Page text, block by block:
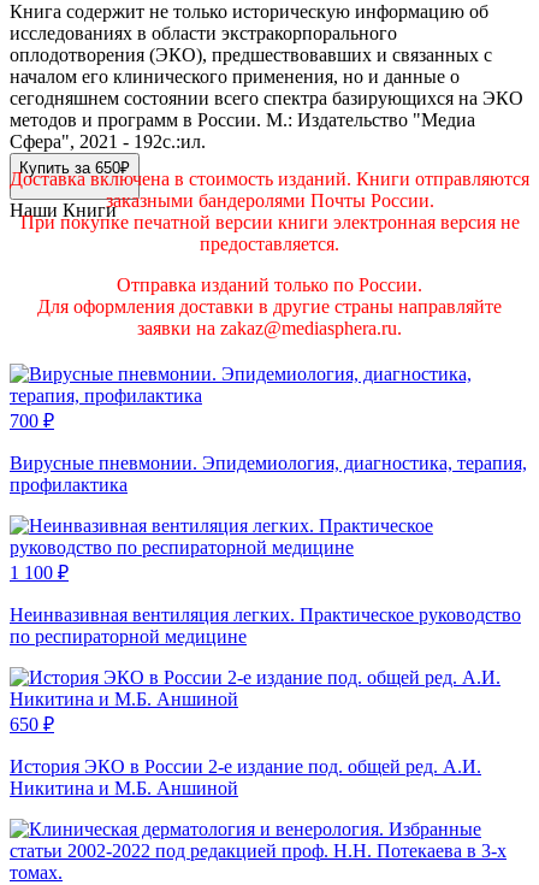
Книга содержит не только историческую информацию об
исследованиях в области экстракорпорального
оплодотворения (ЭКО), предшествовавших и связанных с
началом его клинического применения, но и данные о
сегодняшнем состоянии всего спектра базирующихся на ЭКО
методов и программ в России. М.: Издательство "Медиа
Сфера", 2021 - 192с.:ил.
Купить за 650₽
Наши Книги
Доставка включена в стоимость изданий. Книги отправляются
заказными бандеролями Почты России.
При покупке печатной версии книги электронная версия не
предоставляется.
Отправка изданий только по России.
Для оформления доставки в другие страны направляйте
заявки на zakaz@mediasphera.ru.
700 ₽
Вирусные пневмонии. Эпидемиология, диагностика, терапия,
профилактика
1 100 ₽
Неинвазивная вентиляция легких. Практическое руководство
по респираторной медицине
650 ₽
История ЭКО в России 2-е издание под. общей ред. А.И.
Никитина и М.Б. Аншиной